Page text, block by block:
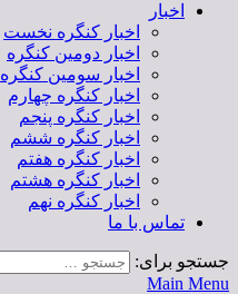
اخبار
اخبار کنگره نخست
اخبار دومین کنگره
اخبار سومین کنگره
اخبار کنگره چهارم
اخبار کنگره پنجم
اخبار کنگره ششم
اخبار کنگره هفتم
اخبار کنگره هشتم
اخبار کنگره نهم
تماس با ما
جستجو برای:
Main Menu